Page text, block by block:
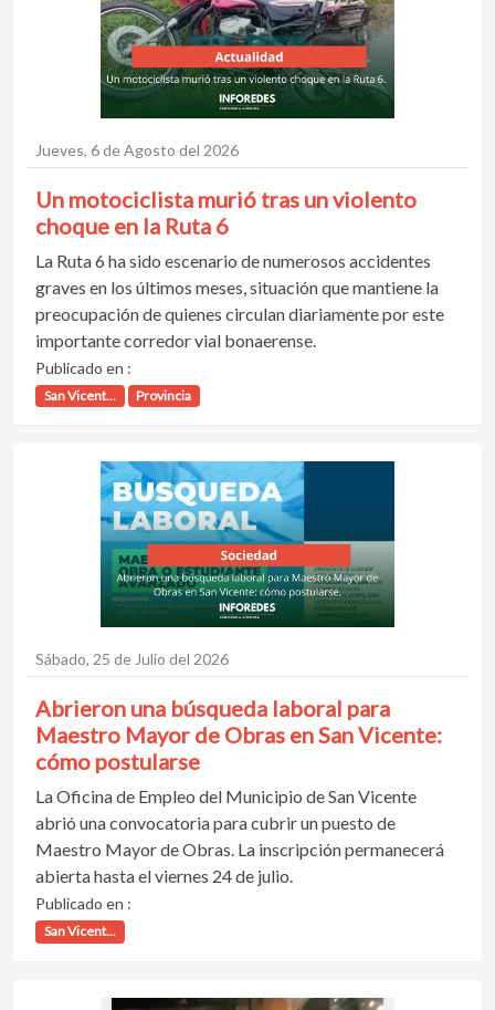
Jueves, 6 de Agosto del 2026
Un motociclista murió tras un violento
choque en la Ruta 6
La Ruta 6 ha sido escenario de numerosos accidentes
graves en los últimos meses, situación que mantiene la
preocupación de quienes circulan diariamente por este
importante corredor vial bonaerense.
Publicado en :
San Vicent... Provincia
Sábado, 25 de Julio del 2026
Abrieron una búsqueda laboral para
Maestro Mayor de Obras en San Vicente:
cómo postularse
La Oficina de Empleo del Municipio de San Vicente
abrió una convocatoria para cubrir un puesto de
Maestro Mayor de Obras. La inscripción permanecerá
abierta hasta el viernes 24 de julio.
Publicado en :
San Vicent...